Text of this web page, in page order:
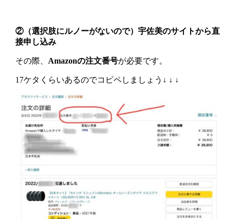
②（選択肢にルノーがないので）宇佐美のサイトから直
接申し込み
その際、 Amazonの注文番号が必要です。
17ケタくらいあるのでコピペしましょう↓ ↓ ↓